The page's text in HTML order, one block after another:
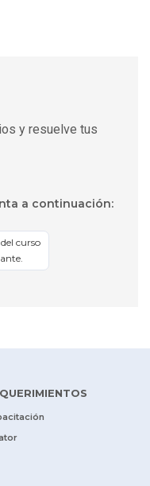
y resuelve tus
a continuación:
curso